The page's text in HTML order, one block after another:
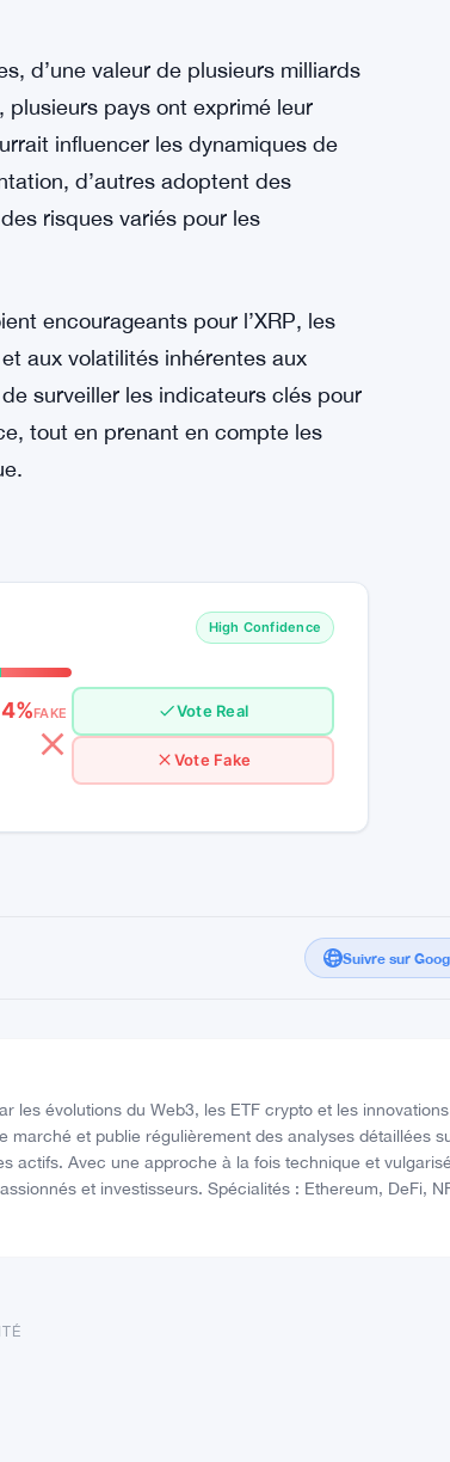
d’une valeur de plusieurs milliards
pays ont exprimé leur
influencer les dynamiques de
d’autres adoptent des
risques variés pour les
encourageants pour l’XRP, les
aux volatilités inhérentes aux
surveiller les indicateurs clés pour
tout en prenant en compte les
High Confidence
FAKE Vote Real
Vote Fake
Suivre sur
les évolutions du Web3, les ETF crypto et les
marché et publie régulièrement des analyses détaillées
actifs. Avec une approche à la fois technique et
et investisseurs. Spécialités : Ethereum, DeFi,